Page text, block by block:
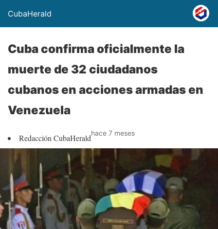
CubaHerald
Cuba confirma oficialmente la
muerte de 32 ciudadanos
cubanos en acciones armadas en
Venezuela
Redacción CubaHeraldhace 7 meses